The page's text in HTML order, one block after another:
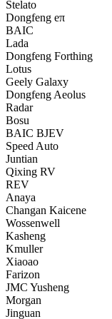
Stelato
Dongfeng eπ
BAIC
Lada
Dongfeng Forthing
Lotus
Geely Galaxy
Dongfeng Aeolus
Radar
Bosu
BAIC BJEV
Speed Auto
Juntian
Qixing RV
REV
Anaya
Changan Kaicene
Wossenwell
Kasheng
Kmuller
Xiaoao
Farizon
JMC Yusheng
Morgan
Jinguan